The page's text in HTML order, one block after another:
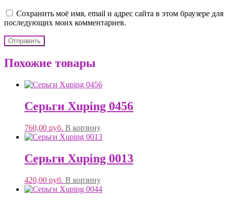
Сохранить моё имя, email и адрес сайта в этом браузере для
последующих моих комментариев.
Похожие товары
Серьги Xuping 0456
760,00 руб. В корзину
Серьги Xuping 0013
420,00 руб. В корзину